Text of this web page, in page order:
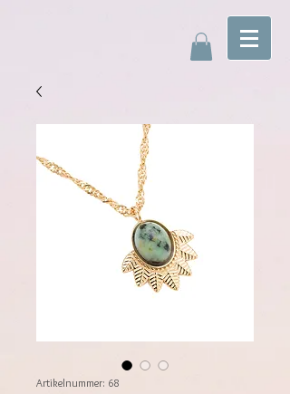
Artikelnummer: 68